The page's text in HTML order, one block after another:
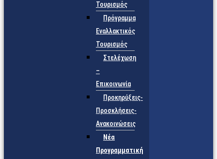
Τουρισμός
Πρόγραμμα
Εναλλακτικός
Τουρισμός
Στελέχωση
–
Επικοινωνία
Προκηρύξεις-
Προσκλήσεις-
Ανακοινώσεις
Νέα
Προγραμματική